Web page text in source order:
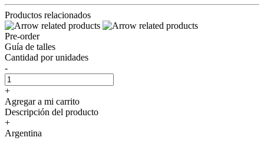
Productos relacionados
Pre-order
Guía de talles
Cantidad por unidades
-
+
Agregar a mi carrito
Descripción del producto
+
Argentina